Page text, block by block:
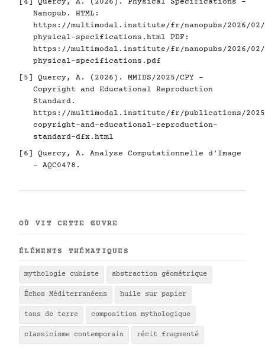
[4]
Quercy, A. (2026). Physical Specifications -
Nanopub. HTML:
https://multimodal.institute/fr/nanopubs/2026/02/
physical-specifications.html PDF:
https://multimodal.institute/fr/nanopubs/2026/02/
physical-specifications.pdf
[5]
Quercy, A. (2026). MMIDS/2025/CPY -
Copyright and Educational Reproduction
Standard.
https://multimodal.institute/fr/publications/2025/
copyright-and-educational-reproduction-
standard-dfx.html
[6]
Quercy, A. Analyse Computationnelle d'Image
- AQC0478.
OÙ VIT CETTE ŒUVRE
ÉLÉMENTS THÉMATIQUES
mythologie cubiste abstraction géométrique
Échos Méditerranéens huile sur papier
tons de terre composition mythologique
classicisme contemporain récit fragmenté